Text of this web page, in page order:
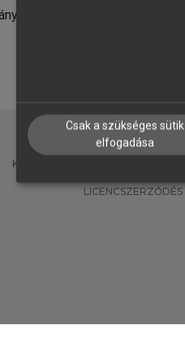
KÖNYVTÁROSOKNAK
LICENCSZERZŐDÉS
Csak a szükséges sütik
elfogadása